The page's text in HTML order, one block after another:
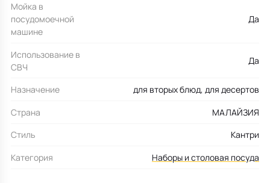
Мойка в
посудомоечной
машине
Да
Использование в
СВЧ
Да
Назначение
для вторых блюд, для десертов
Страна
МАЛАЙЗИЯ
Стиль
Кантри
Категория
Наборы и столовая посуда